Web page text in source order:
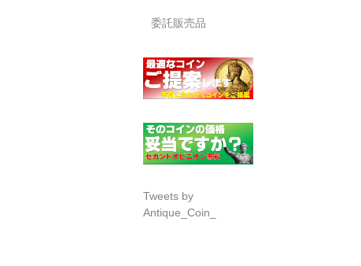
委託販売品
Tweets by
Antique_Coin_